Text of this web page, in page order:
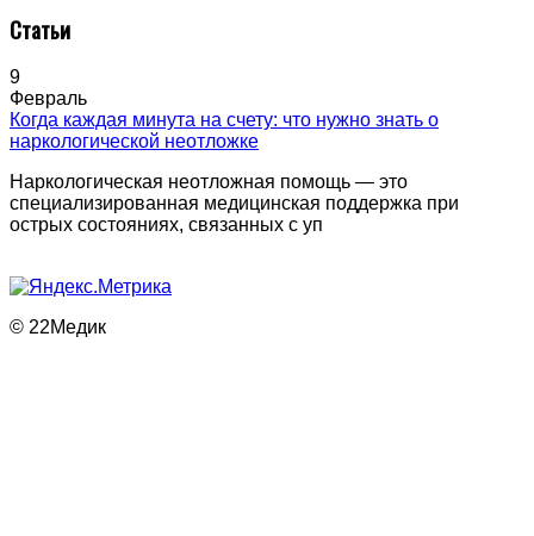
Статьи
9
Февраль
Когда каждая минута на счету: что нужно знать о
наркологической неотложке
Наркологическая неотложная помощь — это
специализированная медицинская поддержка при
острых состояниях, связанных с уп
© 22Медик